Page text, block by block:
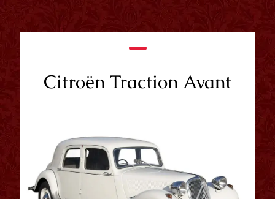
Citroën Traction Avant